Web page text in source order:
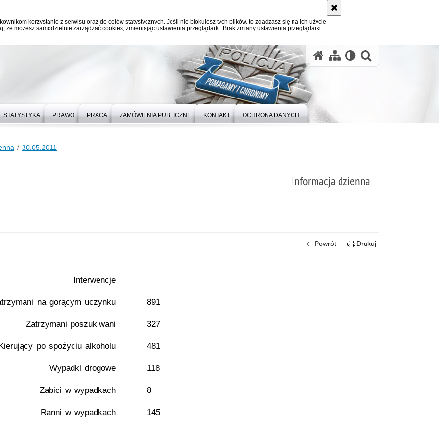
korzystanie z serwisu oraz do celów statystycznych. Jeśli nie blokujesz tych plików, to zgadzasz się na ich użycie
że możesz samodzielnie zarządzać cookies, zmieniając ustawienia przeglądarki. Brak zmiany ustawienia przeglądarki
STATYSTYKA PRAWO PRACA ZAMÓWIENIA PUBLICZNE KONTAKT OCHRONA DANYCH
30.05.2011
Informacja dzienna
Powrót Drukuj
Interwencje
na gorącym uczynku 891
Zatrzymani poszukiwani 327
po spożyciu alkoholu 481
Wypadki drogowe 118
Zabici w wypadkach 8
Ranni w wypadkach 145